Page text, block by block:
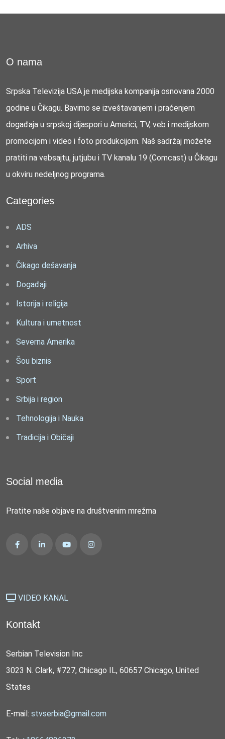
O nama
Srpska Televizija USA je medijska kompanija osnovana 2000
godine u Čikagu. Bavimo se izveštavanjem i praćenjem
događaja u srpskoj dijaspori u Americi, TV, veb i medijskom
promocijom i video i foto produkcijom. Naš sadržaj možete
pratiti na vebsajtu, jutjubu i TV kanalu 19 (Comcast) u Čikagu
u okviru nedeljnog programa.
Categories
ADS
Arhiva
Čikago dešavanja
Događaji
Istorija i religija
Kultura i umetnost
Severna Amerika
Šou biznis
Sport
Srbija i region
Tehnologija i Nauka
Tradicija i Običaji
Social media
Pratite naše objave na društvenim mrežma
VIDEO KANAL
Kontakt
Serbian Television Inc
3023 N. Clark, #727, Chicago IL, 60657 Chicago, United
States
E-mail: stvserbia@gmail.com